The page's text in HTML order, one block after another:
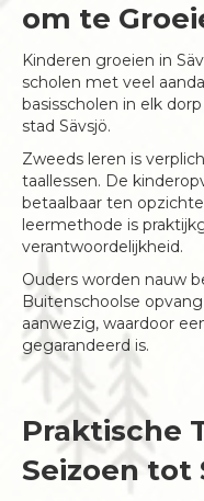
om te
Kinderen groeien in
scholen met veel
basisscholen in elk
stad Sävsjö.
Zweeds leren is
taallessen. De
betaalbaar ten
leermethode is
verantwoordelijkheid.
Ouders worden nauw
Buitenschoolse
aanwezig, waardoor
gegarandeerd is.
Praktische
Seizoen tot